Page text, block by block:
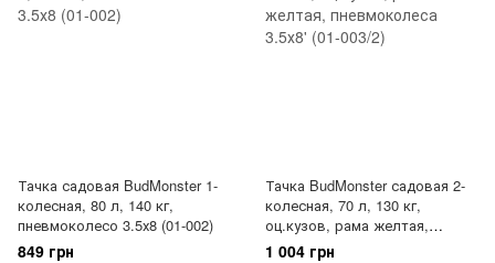
Тачка садовая BudMonster 1-
колесная, 80 л, 140 кг,
пневмоколесо 3.5х8 (01-002)
849 грн
Тачка BudMonster садовая 2-
колесная, 70 л, 130 кг,
оц.кузов, рама желтая,
пневмоколеса 3.5х8' (01-003/2)
1 004 грн